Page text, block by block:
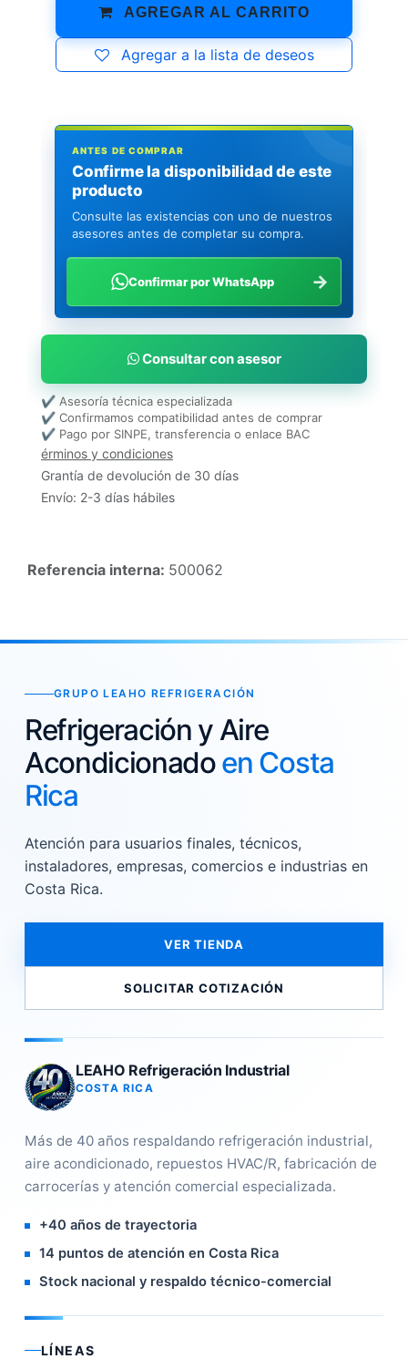
AGREGAR AL CARRITO
Agregar a la lista de deseos
ANTES DE COMPRAR
Confirme la disponibilidad de este
producto
Consulte las existencias con uno de nuestros
asesores antes de completar su compra.
Confirmar por WhatsApp →
Consultar con asesor
✔ Asesoría técnica especializada
✔ Confirmamos compatibilidad antes de comprar
✔ Pago por SINPE, transferencia o enlace BAC
érminos y condiciones
Grantía de devolución de 30 días
Envío: 2-3 días hábiles
Referencia interna: 500062
GRUPO LEAHO REFRIGERACIÓN
Refrigeración y Aire
Acondicionadoen Costa
Rica
Atención para usuarios finales, técnicos,
instaladores, empresas, comercios e industrias en
Costa Rica.
VER TIENDA
SOLICITAR COTIZACIÓN
LEAHO Refrigeración Industrial
COSTA RICA
Más de 40 años respaldando refrigeración industrial,
aire acondicionado, repuestos HVAC/R, fabricación de
carrocerías y atención comercial especializada.
+40 años de trayectoria
14 puntos de atención en Costa Rica
Stock nacional y respaldo técnico-comercial
LÍNEAS